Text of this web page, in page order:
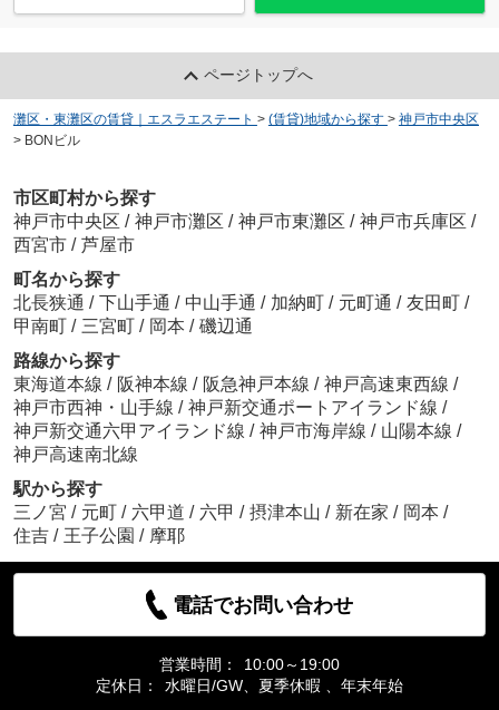
ページトップへ
灘区・東灘区の賃貸｜エスラエステート > (賃貸)地域から探す > 神戸市中央区
> BONビル
市区町村から探す
神戸市中央区 / 神戸市灘区 / 神戸市東灘区 / 神戸市兵庫区 /
西宮市 / 芦屋市
町名から探す
北長狭通 / 下山手通 / 中山手通 / 加納町 / 元町通 / 友田町 /
甲南町 / 三宮町 / 岡本 / 磯辺通
路線から探す
東海道本線 / 阪神本線 / 阪急神戸本線 / 神戸高速東西線 /
神戸市西神・山手線 / 神戸新交通ポートアイランド線 /
神戸新交通六甲アイランド線 / 神戸市海岸線 / 山陽本線 /
神戸高速南北線
駅から探す
三ノ宮 / 元町 / 六甲道 / 六甲 / 摂津本山 / 新在家 / 岡本 /
住吉 / 王子公園 / 摩耶
電話でお問い合わせ
営業時間：
10:00～19:00
定休日：
水曜日/GW、夏季休暇 、年末年始